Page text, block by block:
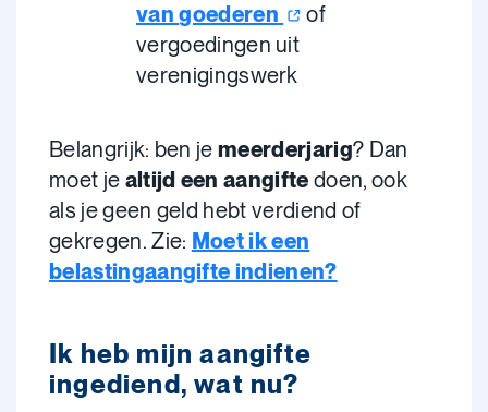
vangoederen
of
vergoedingen uit
verenigingswerk
Belangrijk: ben jemeerderjarig? Dan
moet je altijd een aangifte doen, ook
als je geen geld hebt verdiend of
gekregen. Zie: Moet ik een
belastingaangifte indienen?
Ik heb mijn aangifte
ingediend, wat nu?